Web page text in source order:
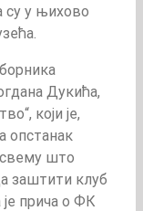
су у њихово
Дукића,
који је,
опстанак
што
заштити клуб
прича о ФК